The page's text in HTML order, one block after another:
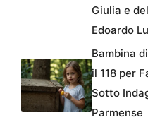
Giulia e
Edoardo
Bambina
il 118 per
Sotto
Parmense